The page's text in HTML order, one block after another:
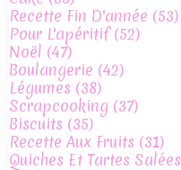
Recette Fin D'année (53)
Pour L'apéritif(52)
Noël (47)
Boulangerie (42)
Légumes (38)
Scrapcooking (37)
Biscuits (35)
Recette Aux Fruits (31)
Quiches Et Tartes Salées